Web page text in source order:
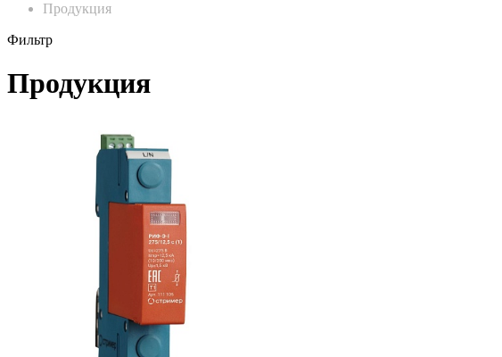
Продукция
Фильтр
Продукция